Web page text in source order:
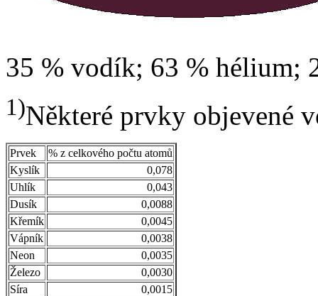
35 % vodík; 63 % hélium;
1)Některé prvky objevené
Prvek
% z celkového počtu atomů
Kyslík
0,078
Uhlík
0,043
Dusík
0,0088
Křemík
0,0045
Vápník
0,0038
Neon
0,0035
Železo
0,0030
Síra
0,0015